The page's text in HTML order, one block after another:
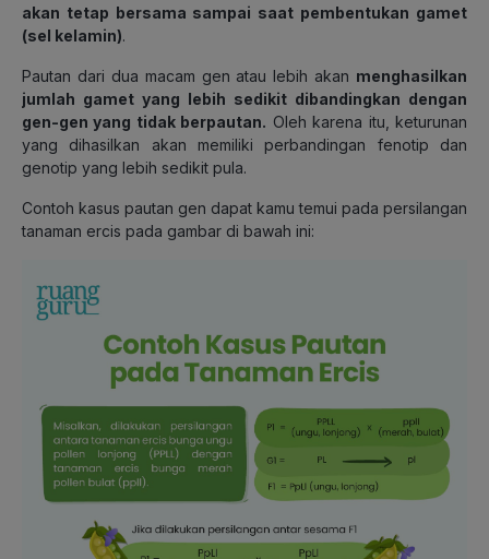
akan tetap bersama sampai saat pembentukan gamet
(sel kelamin).
Pautan dari dua macam gen atau lebih akan menghasilkan
jumlah gamet yang lebih sedikit dibandingkan dengan
gen-gen yang tidak berpautan. Oleh karena itu, keturunan
yang dihasilkan akan memiliki perbandingan fenotip dan
genotip yang lebih sedikit pula.
Contoh kasus pautan gen dapat kamu temui pada persilangan
tanaman ercis pada gambar di bawah ini: